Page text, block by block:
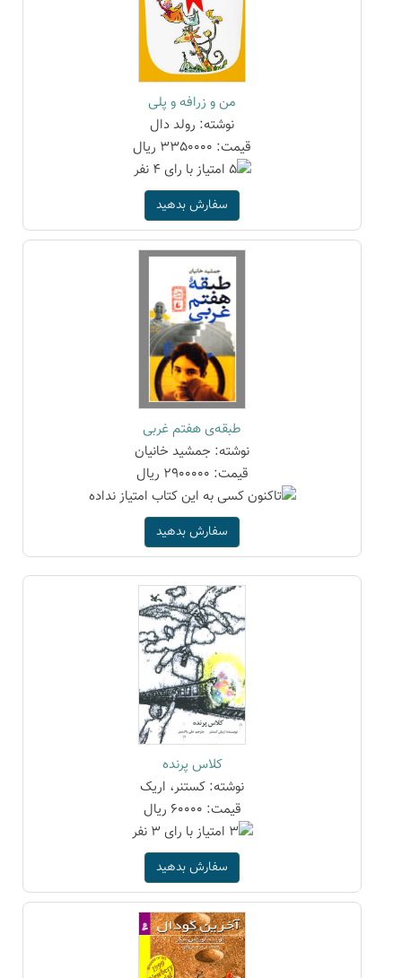
من و زرافه و پلی
نوشته: رولد دال
قیمت: 3350000 ریال
سفارش بدهید
طبقه‌ی هفتم غربی
نوشته: جمشید خانیان
قیمت: 2900000 ریال
سفارش بدهید
کلاس پرنده
نوشته: کستنر، اریک
قیمت: 60000 ریال
سفارش بدهید